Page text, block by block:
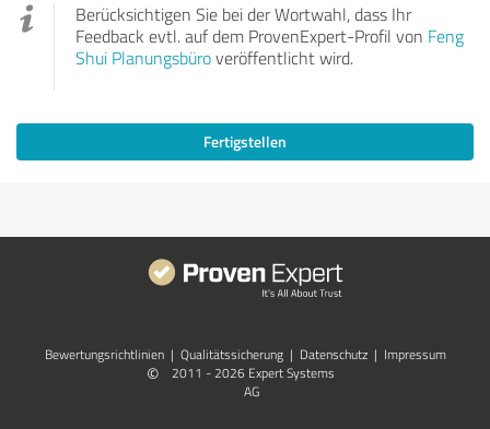
Berücksichtigen Sie bei der Wortwahl, dass Ihr
Feedback evtl. auf dem ProvenExpert-Profil von Feng
Shui Planungsbüroveröffentlicht wird.
Fertigstellen
Bewertungs­richtlinien | Qualitätssicherung | Datenschutz | Impressum
©
2011 - 2026 Expert Systems
AG